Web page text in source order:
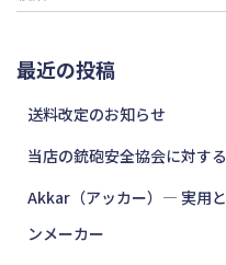
索
最近の投稿
送料改定のお知らせ
当店の銃砲安全協会に対す
Akkar（アッカー）― 実用
ンメーカー